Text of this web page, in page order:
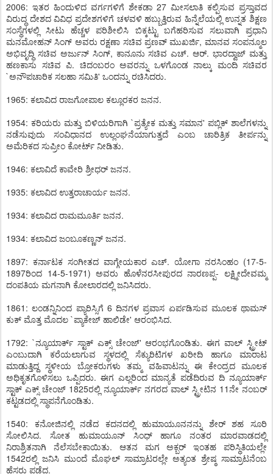
2006: ಇತರ ಹಿಂದುಳಿದ ವರ್ಗಗಳಿಗೆ ಶೇಕಡಾ 27 ಮೀಸಲಾತಿ ಕಲ್ಪಿಸುವ ಪ್ರಸ್ತಾವದ
ವಿರುದ್ಧ ದೇಶದ ವಿವಿಧ ಪ್ರದೇಶಗಳಿಗೆ ಚಳವಳಿ ಹಬ್ಬುತ್ತಿರುವ ಹಿನ್ನೆಲೆಯಲ್ಲಿ ಉನ್ನತ ಶಿಕ್ಷಣ
ಸಂಸ್ಥೆಗಳಲ್ಲಿ ಸೀಟು ಹೆಚ್ಚಳ ಪರಿಶೀಲಿಸಿ ಬಿಕ್ಕಟ್ಟು ಬಗೆಹರಿಸುವ ಸಲುವಾಗಿ ಪ್ರಧಾನಿ
ಮನಮೋಹನ್ ಸಿಂಗ್ ಅವರು ರಕ್ಷಣಾ ಸಚಿವ ಪ್ರಣವ್ ಮುಖರ್ಜಿ, ಮಾನವ ಸಂಪನ್ಮೂಲ
ಅಭಿವೃದ್ಧಿ ಸಚಿವ ಅರ್ಜುನ್ ಸಿಂಗ್, ಕಾನೂನು ಸಚಿವ ಎಚ್. ಆರ್. ಭಾರದ್ವಾಜ್ ಮತ್ತು
ಹಣಕಾಸು ಸಚಿವ ಪಿ. ಚಿದಂಬರಂ ಅವರನ್ನು ಒಳಗೊಂಡ ನಾಲ್ಕು ಮಂದಿ ಸಚಿವರ
`ಅನೌಪಚಾರಿಕ ಸಲಹಾ ಸಮಿತಿ' ಒಂದನ್ನು ರಚಿಸಿದರು.
1965: ಕಲಾವಿದ ರಾಜಗೋಪಾಲ ಕಲ್ಲೂರಕರ ಜನನ.
1954: ಕರಿಯರು ಮತ್ತು ಬಿಳಿಯರಿಗಾಗಿ `ಪ್ರತ್ಯೇಕ ಮತ್ತು ಸಮಾನ' ಪಬ್ಲಿಕ್ ಶಾಲೆಗಳನ್ನು
ನಡೆಸುವುದು ಸಂವಿಧಾನದ ಉಲ್ಲಂಘನೆಯಾಗುತ್ತದೆ ಎಂಬ ಚಾರಿತ್ರಿಕ ತೀರ್ಪನ್ನು
ಅಮೆರಿಕದ ಸುಪ್ರೀಂ ಕೋರ್ಟ್ ನೀಡಿತು.
1946: ಕಲಾವಿದೆ ಕಾವೇರಿ ಶ್ರೀಧರ್ ಜನನ.
1935: ಕಲಾವಿದ ಉತ್ತರಾಚಾರ್ಯ ಜನನ.
1934: ಕಲಾವಿದ ರಾಮಮೂರ್ತಿ ಜನನ.
1934: ಕಲಾವಿದ ಜಂಬೂಕಣ್ಣನ್ ಜನನ.
1897: ಕರ್ನಾಟಕ ಸಂಗೀತದ ವಾಗ್ಗೇಯಕಾರ ಎಚ್. ಯೋಗಾ ನರಸಿಂಹಂ (17-5-
1897ರಿಂದ 14-5-1971) ಅವರು ಹೊಳೆನರಸೀಪುರದ ನಾರಣಪ್ಪ- ಲಕ್ಷ್ಮೀದೇವಮ್ಮ
ದಂಪತಿಯ ಮಗನಾಗಿ ಕೋಲಾರದಲ್ಲಿ ಜನಿಸಿದರು.
1861: ಲಂಡನ್ನಿನಿಂದ ಪ್ಯಾರಿಸ್ಸಿಗೆ 6 ದಿನಗಳ ಪ್ರವಾಸ ಏರ್ಪಡಿಸುವ ಮೂಲಕ ಥಾಮಸ್
ಕುಕ್ ಮೊತ್ತ ಮೊದಲ `ಪ್ಯಾಕೇಜ್ ಹಾಲಿಡೇ' ಆರಂಭಿಸಿದ.
1792: `ನ್ಯೂಯಾರ್ಕ್ ಸ್ಟಾಕ್ ಎಕ್ಸ್ ಚೇಂಜ್' ಆರಂಭಗೊಂಡಿತು. ಈಗ ವಾಲ್ ಸ್ಟ್ರೀಟ್
ಎಂಬುದಾಗಿ ಕರೆಯಲಾಗುವ ಸ್ಥಳದಲ್ಲಿ ಸೆಕ್ಯುರಿಟಿಗಳ ಖರೀದಿ ಹಾಗೂ ಮಾರಾಟ
ಮಾಡುತ್ತಿದ್ದ ಸ್ಥಳೀಯ ಬ್ರೋಕರುಗಳು ತಮ್ಮ ವಹಿವಾಟನ್ನು ಈ ಕೇಂದ್ರದ ಮೂಲಕ
ಅಧಿಕೃತಗೊಳಿಸಲು ಒಪ್ಪಿದರು. ಈಗ ಎಲ್ಲರಿಂದ ಮಾನ್ಯತೆ ಪಡೆದಿರುವ ದಿ ನ್ಯೂಯಾರ್ಕ್
ಸ್ಟಾಕ್ ಎಕ್ಸ್ ಚೇಂಜ್ 1825ರಲ್ಲಿ ನ್ಯೂಯಾರ್ಕ್ ನಗರದ ವಾಲ್ ಸ್ಟ್ರೀಟಿನ 11ನೇ ನಂಬರ್
ಕಟ್ಟಡದಲ್ಲಿ ಸ್ಥಾಪನೆಗೊಂಡಿತು.
1540: ಕನೋಜಿನಲ್ಲಿ ನಡೆದ ಕದನದಲ್ಲಿ ಹುಮಾಯೂನನನ್ನು ಶೇರ್ ಶಹ ಸೂರಿ
ಸೋಲಿಸಿದ. ಸೋತ ಹುಮಾಯೂನ್ ಸಿಂಧ್ ಹಾಗೂ ನಂತರ ಮಾರವಾಡದಲ್ಲಿ
ನಿರಾಶ್ರಿತನಾಗಿ ನೆಲೆಸಬೇಕಾಯಿತು. ಆತನ ಮಗ ಅಕ್ಬರ್ ಇಂತಹ ಪರಿಸ್ಥಿತಿಯಲ್ಲೇ
1542ರಲ್ಲಿ ಜನಿಸಿ ಮುಂದೆ ಮೊಘಲ್ ಸಾಮ್ರಾಟರಲ್ಲೇ ಅತ್ಯಂತ ಶ್ರೇಷ್ಠ ಸಾಮ್ರಾಟನೆಂಬ
ಹೆಸರು ಪಡೆದ.